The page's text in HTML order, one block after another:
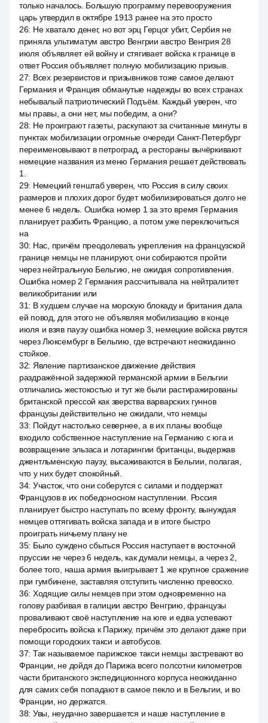
только началось. Большую программу перевооружения
царь утвердил в октябре 1913 ранее на это просто
26: Не хватало денег, но вот эрц Герцог убит, Сербия не
приняла ультиматум австро Венгрии австро Венгрия 28
июля объявляет ей войну и стягивает войска к границе в
ответ Россия объявляет полную мобилизацию призыв.
27: Всех резервистов и призывников тоже самое делают
Германия и Франция обманутые надежды во всех странах
небывалый патриотический Подъём. Каждый уверен, что
мы правы, а они нет, мы победим, а они?
28: Не проиграют газеты, раскупают за считанные минуты в
пунктах мобилизации огромные очереди Санкт-Петербург
переименовывают в петроград, а рестораны вычёркивают
немецкие названия из меню Германия решает действовать
1.
29: Немецкий генштаб уверен, что Россия в силу своих
размеров и плохих дорог будет мобилизироваться долго не
менее 6 недель. Ошибка номер 1 за это время Германия
планирует разбить Францию, а потом уже переключиться
на
30: Нас, причём преодолевать укрепления на французской
границе немцы не планируют, они собираются пройти
через нейтральную Бельгию, не ожидая сопротивления.
Ошибка номер 2 Германия рассчитывала на нейтралитет
великобритании или
31: В худшем случае на морскую блокаду и британия дала
ей повод, для этого не объявляя мобилизацию в конце
июля и взяв паузу ошибка номер 3, немецкие войска рвутся
через Люксембург в Бельгию, где встречают неожиданно
стойкое.
32: Явление партизанское движение действия
раздражённой задержкой германской армии в Бельгии
отличались жестокостью и тут же были растиражированы
британской прессой как зверства варварских гуннов
французы действительно не ожидали, что немцы
33: Пойдут настолько севернее, а в их планы вообще
входило собственное наступление на Германию с юга и
возвращение эльзаса и лотарингии британцы, выдержав
джентльменскую паузу, высаживаются в Бельгии, полагая,
что у них будет спокойный.
34: Участок, что они соберутся с силами и поддержат
Французов в их победоносном наступлении. Россия
планирует быстро наступать по всему фронту, вынуждая
немцев оттягивать войска запада и в итоге быстро
проиграть ничьему плану не
35: Было суждено сбыться Россия наступает в восточной
пруссии не через 6 недель, как думали немцы, а через 2,
более того, наша армия выигрывает 1 же крупное сражение
при гумбинене, заставляя отступить численно превосхо.
36: Ходящие силы немцев при этом одновременно на
голову разбивая в галиции австро Венгрию, французы
проваливают своё наступление на юге и едва успевают
перебросить войска к Парижу, причём это делают даже при
помощи городских такси и автобусов.
37: Так называемое парижское такси немцы застревают во
Франции, не дойдя до Парижа всего полсотни километров
части британского экспедиционного корпуса неожиданно
для самих себя попадают в самое пекло и в Бельгии, и во
Франции, но держатся.
38: Увы, неудачно завершается и наше наступление в